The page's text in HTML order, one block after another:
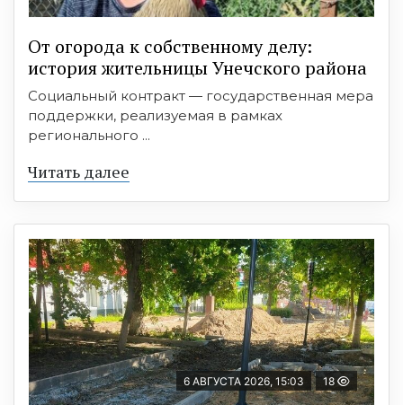
От огорода к собственному делу:
история жительницы Унечского района
Социальный контракт — государственная мера
поддержки, реализуемая в рамках
регионального ...
Читать далее
6 АВГУСТА 2026, 15:03 18